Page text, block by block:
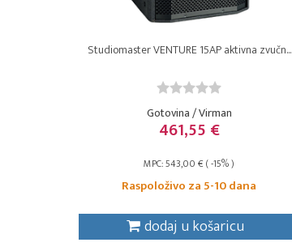
Studiomaster VENTURE 15AP aktivna zvučn...
Gotovina / Virman
461,55 €
MPC: 543,00 € ( -15% )
Raspoloživo za 5-10 dana
dodaj u košaricu